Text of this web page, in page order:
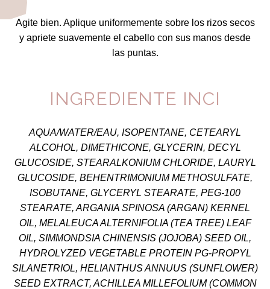
Agite bien. Aplique uniformemente sobre los rizos secos
y apriete suavemente el cabello con sus manos desde
las puntas.
INGREDIENTE INCI
AQUA/WATER/EAU, ISOPENTANE, CETEARYL
ALCOHOL, DIMETHICONE, GLYCERIN, DECYL
GLUCOSIDE, STEARALKONIUM CHLORIDE, LAURYL
GLUCOSIDE, BEHENTRIMONIUM METHOSULFATE,
ISOBUTANE, GLYCERYL STEARATE, PEG-100
STEARATE, ARGANIA SPINOSA (ARGAN) KERNEL
OIL, MELALEUCA ALTERNIFOLIA (TEA TREE) LEAF
OIL, SIMMONDSIA CHINENSIS (JOJOBA) SEED OIL,
HYDROLYZED VEGETABLE PROTEIN PG-PROPYL
SILANETRIOL, HELIANTHUS ANNUUS (SUNFLOWER)
SEED EXTRACT, ACHILLEA MILLEFOLIUM (COMMON